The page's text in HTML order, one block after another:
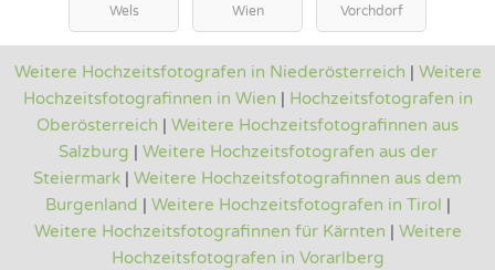
Wels
Wien Vorchdorf
Weitere Hochzeitsfotografen in Niederösterreich | Weitere
Hochzeitsfotografinnen in Wien | Hochzeitsfotografen in
Oberösterreich | Weitere Hochzeitsfotografinnen aus
Salzburg | Weitere Hochzeitsfotografen aus der
Steiermark | Weitere Hochzeitsfotografinnen aus dem
Burgenland | Weitere Hochzeitsfotografen in Tirol |
Weitere Hochzeitsfotografinnen für Kärnten | Weitere
Hochzeitsfotografen in Vorarlberg